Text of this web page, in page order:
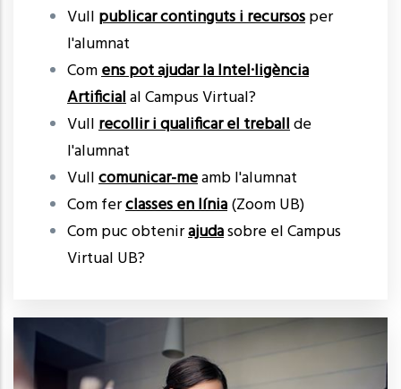
Vull publicar continguts i recursosper
l'alumnat
Comens pot ajudar la Intel·ligència
Artificialal Campus Virtual?
Vullrecollir i qualificar el treballde
l'alumnat
Vullcomunicar-meamb l'alumnat
Com ferclasses en línia(Zoom UB)
Com puc obtenirajudasobre el Campus
Virtual UB?